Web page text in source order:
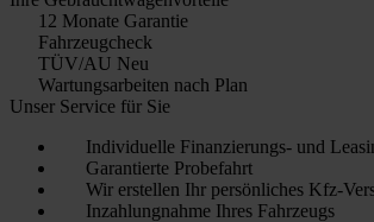
12 Monate Garantie
Fahrzeugcheck
TÜV/AU Neu
Wartungsarbeiten nach Plan
Unser Service für Sie
Individuelle Finanzierungs- und
Garantierte Probefahrt
Wir erstellen Ihr persönliches Kfz-
Inzahlungnahme Ihres Fahrzeugs